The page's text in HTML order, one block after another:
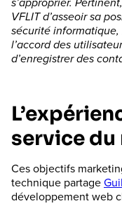
VFLIT d’asseoir sa
sécurité
l’accord des
d’enregistrer des
service
Ces objectifs
technique partage
développement web